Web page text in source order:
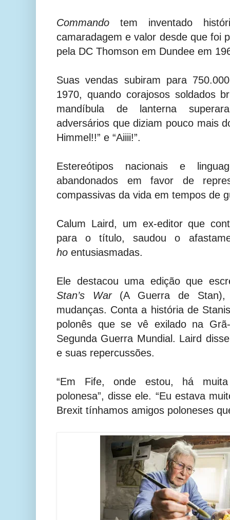
Commando tem inventado
camaradagem e valor desde que foi
pela DC Thomson em Dundee em
Suas vendas subiram para
1970, quando corajosos soldados
mandíbula de lanterna
adversários que diziam pouco mais
Himmel!!” e “Aiiii!”.
Estereótipos nacionais e
abandonados em favor de
compassivas da vida em tempos de
Calum Laird, um ex-editor que
para o título, saudou o
ho entusiasmadas.
Ele destacou uma edição que
Stan’s War(A Guerra de Stan),
mudanças. Conta a história de
polonês que se vê exilado na
Segunda Guerra Mundial. Laird
e suas repercussões.
“Em Fife, onde estou, há
polonesa”, disse ele. “Eu estava
Brexit tínhamos amigos poloneses